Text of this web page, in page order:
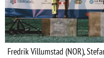
Fredrik Villumstad (NOR),